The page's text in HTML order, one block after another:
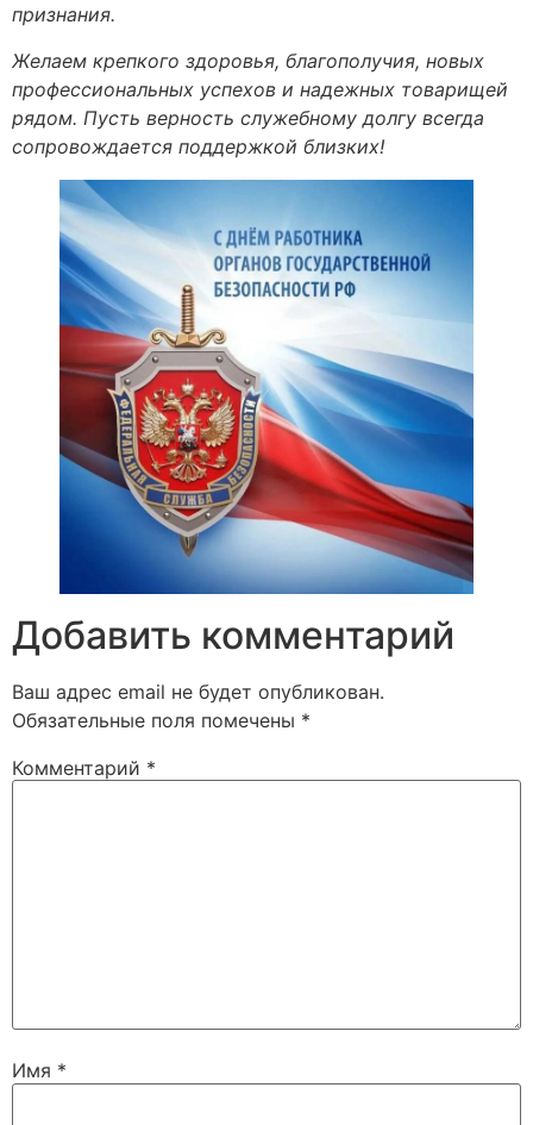
признания.
Желаем крепкого здоровья, благополучия, новых
профессиональных успехов и надежных товарищей
рядом. Пусть верность служебному долгу всегда
сопровождается поддержкой близких!
Добавить комментарий
Ваш адрес email не будет опубликован.
Обязательные поля помечены *
Комментарий *
Имя *